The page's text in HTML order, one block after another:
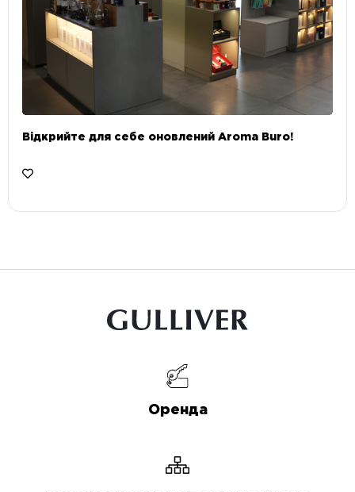
Відкрийте для себе оновлений Aroma Buro! ⠀
Оренда